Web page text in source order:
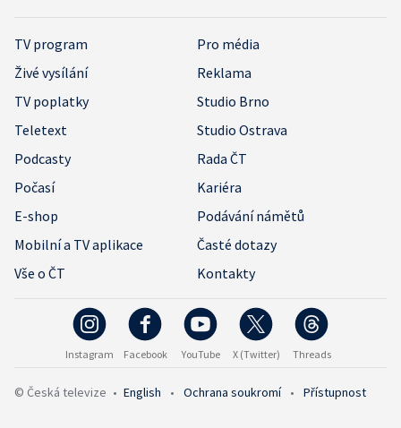
TV program
Pro média
Živé vysílání
Reklama
TV poplatky
Studio Brno
Teletext
Studio Ostrava
Podcasty
Rada ČT
Počasí
Kariéra
E-shop
Podávání námětů
Mobilní a TV aplikace
Časté dotazy
Vše o ČT
Kontakty
Instagram Facebook YouTube X (Twitter) Threads
© Česká televize • English • Ochrana soukromí • Přístupnost